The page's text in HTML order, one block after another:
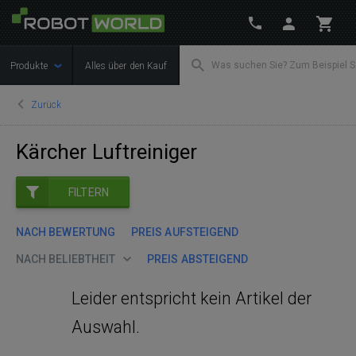
Produkte Alles über den Kauf
Zurück
Kärcher Luftreiniger
FILTERN
NACH BEWERTUNG PREIS AUFSTEIGEND
NACH BELIEBTHEIT PREIS ABSTEIGEND
Leider entspricht kein Artikel der
Auswahl.